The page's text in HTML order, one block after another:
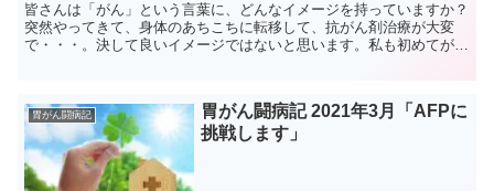
皆さんは「がん」という言葉に、どんなイメージを持っていますか？
突然やってきて、身体のあちこちに転移して、抗がん剤治療が大変
で・・・。決して良いイメージではないと思います。私も初めてがん
胃がん闘病記
胃がん闘病記 2021年3月「AFPに
挑戦します」